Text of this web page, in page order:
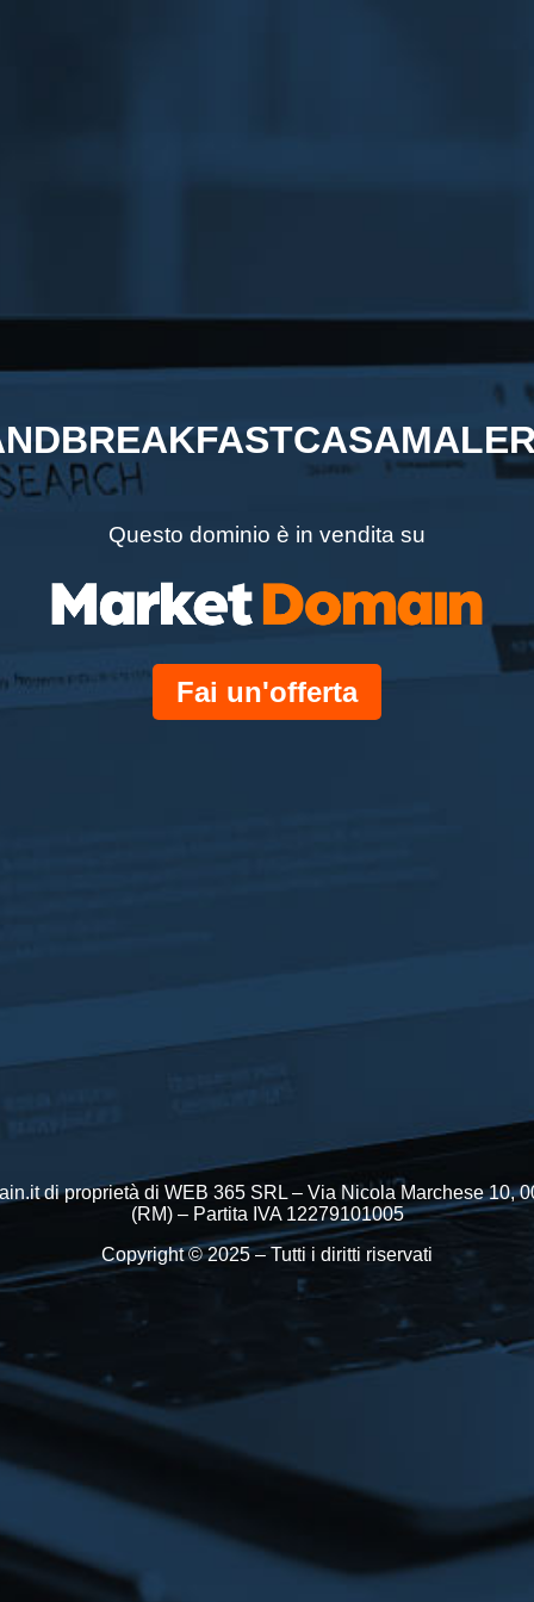
Questo dominio è in vendita su
Fai un'offerta
di proprietà di WEB 365 SRL – Via Nicola Marchese 10,
(RM) – Partita IVA 12279101005
Copyright © 2025 – Tutti i diritti riservati